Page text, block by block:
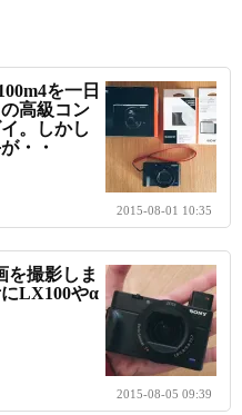
を一日
高級コン
。しかし
・・
2015-08-01 10:35
を撮影しま
LX100やα
2015-08-05 09:39